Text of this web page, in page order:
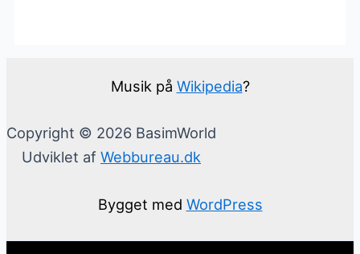
Musik på Wikipedia?
Copyright © 2026 BasimWorld
Udviklet af Webbureau.dk
Bygget med WordPress